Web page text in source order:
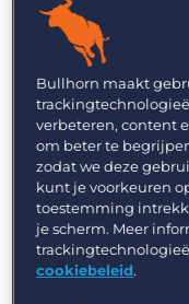
applicant tracking
ManpowerGroup
vlotte overgang
Bullhorn te
training nodig
relevante
kandidaten door
van sourcing tot
creëren van een
Bullhorn maakt
verbeteren, content
om beter te
zodat we deze
kunt je voorkeuren
toestemming
je scherm. Meer
cookiebeleid.